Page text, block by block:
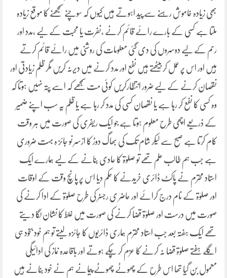
بھی زیادہ خاموش رہنے سے پید اہوتے ہیں کیوں کہ سوچنے سمجھنے کا موقع زیادہ
ملتا ہے کسی کے بارے رائے قائم کرنے ،نفرت یا محبت کے لیے ،مدد اور
رحم کے لیے دوسروں کی دی گئی معلومات کی روشنی میں رائے قائم کرتے
ہیں اور اس پر عمل کر بیٹھتے ہیں نفع اور مدد کرنے میں دیرنہ کریں مگر ظلم زیادتی اور
نقصان کرنے کے لیے ضرور انتظارکریں کوئی مت سمجھے کہ اسے پتہ نہیں ہوتا کہ
وہ کسی کا نفع کر رہا ہے یا نقصان کسی کی مدد کر رہا ہے یا ظلم یہ سب اپنے ضمیر
کے ذریعے اچھی طرح معلوم ہوتا ہے جو ایک ریفری کی صورت میں ہر وقت
کام کرتا ہے صبح سے لیکر شام تک کی بھاگ دوڑ کا ازسر نو جائز ہ بہت ضروری
ہے جب ہم طالب علم تھے تو صلوٰۃ کا عادی بنانے کے لیے ہمارے ایک
استاد محترم نے پاکٹ ڈائری خریدنے کا حکم دیا اس پر پانچ وقت کے اوقات
اور صلوٰۃ کے نام درج کرائے اور حاضر ی رجسٹر کی طرح صلوٰۃ کے ادا کرنے کی
صورت میں درست اور صلوٰۃ قضا کرنے کی صورت میں غلط کا نشان لگا دیتے
تھے ایک ہفتہ بعد جب استاد محترم ہماری ڈائریوں کا جائزہ لیتے تو ہم خود بخود ہی
اگلے ہفتے صلوٰۃ قضا نہ کرنے کا عزم کر چکے ہوتے اور باقاعدہ نماز کی ادائیگی
معمول بن گیا تھا اس طرح کے چھوٹے چھوٹے پیمانے ہم نے خود بنانے ہیں